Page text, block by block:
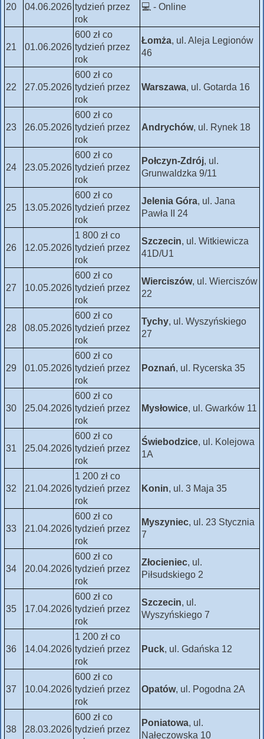
20 04.06.2026 tydzień przez
rok
💻 - Online
21 01.06.2026
600 zł co
tydzień przez
rok
Łomża, ul. Aleja Legionów
46
22 27.05.2026
600 zł co
tydzień przez
rok
Warszawa, ul. Gotarda 16
23 26.05.2026
600 zł co
tydzień przez
rok
Andrychów, ul. Rynek 18
24 23.05.2026
600 zł co
tydzień przez
rok
Połczyn-Zdrój, ul.
Grunwaldzka 9/11
25 13.05.2026
600 zł co
tydzień przez
rok
Jelenia Góra, ul. Jana
Pawła II 24
26 12.05.2026
1 800 zł co
tydzień przez
rok
Szczecin, ul. Witkiewicza
41D/U1
27 10.05.2026
600 zł co
tydzień przez
rok
Wierciszów, ul. Wierciszów
22
28 08.05.2026
600 zł co
tydzień przez
rok
Tychy, ul. Wyszyńskiego
27
29 01.05.2026
600 zł co
tydzień przez
rok
Poznań, ul. Rycerska 35
30 25.04.2026
600 zł co
tydzień przez
rok
Mysłowice, ul. Gwarków 11
31 25.04.2026
600 zł co
tydzień przez
rok
Świebodzice, ul. Kolejowa
1A
32 21.04.2026
1 200 zł co
tydzień przez
rok
Konin, ul. 3 Maja 35
33 21.04.2026
600 zł co
tydzień przez
rok
Myszyniec, ul. 23 Stycznia
7
34 20.04.2026
600 zł co
tydzień przez
rok
Złocieniec, ul.
Piłsudskiego 2
35 17.04.2026
600 zł co
tydzień przez
rok
Szczecin, ul.
Wyszyńskiego 7
36 14.04.2026
1 200 zł co
tydzień przez
rok
Puck, ul. Gdańska 12
37 10.04.2026
600 zł co
tydzień przez
rok
Opatów, ul. Pogodna 2A
38 28.03.2026
600 zł co
tydzień przez
Poniatowa, ul.
Nałęczowska 10